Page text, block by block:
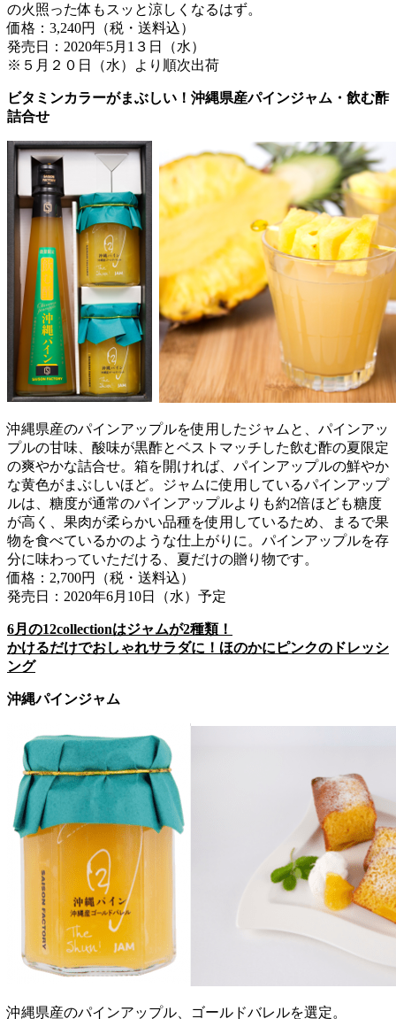
の火照った体もスッと涼しくなるはず。
価格：3,240円（税・送料込）
発売日：2020年5月1３日（水）
※５月２０日（水）より順次出荷
ビタミンカラーがまぶしい！沖縄県産パインジャム・飲む酢
詰合せ
沖縄県産のパインアップルを使用したジャムと、パインアッ
プルの甘味、酸味が黒酢とベストマッチした飲む酢の夏限定
の爽やかな詰合せ。箱を開ければ、パインアップルの鮮やか
な黄色がまぶしいほど。ジャムに使用しているパインアップ
ルは、糖度が通常のパインアップルよりも約2倍ほども糖度
が高く、果肉が柔らかい品種を使用しているため、まるで果
物を食べているかのような仕上がりに。パインアップルを存
分に味わっていただける、夏だけの贈り物です。
価格：2,700円（税・送料込）
発売日：2020年6月10日（水）予定
6月の12collectionはジャムが2種類！
かけるだけでおしゃれサラダに！ほのかにピンクのドレッシ
ング
沖縄パインジャム
沖縄県産のパインアップル、ゴールドバレルを選定。